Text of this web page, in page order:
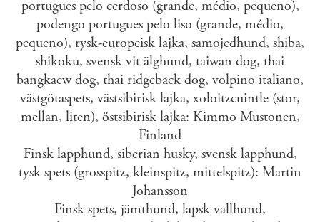
portugues pelo cerdoso (grande, médio, pequeno),
podengo portugues pelo liso (grande, médio,
pequeno), rysk-europeisk lajka, samojedhund, shiba,
shikoku, svensk vit älghund, taiwan dog, thai
bangkaew dog, thai ridgeback dog, volpino italiano,
västgötaspets, västsibirisk lajka, xoloitzcuintle (stor,
mellan, liten), östsibirisk lajka: Kimmo Mustonen,
Finland
Finsk lapphund, siberian husky, svensk lapphund,
tysk spets (grosspitz, kleinspitz, mittelspitz): Martin
Johansson
Finsk spets, jämthund, lapsk vallhund,